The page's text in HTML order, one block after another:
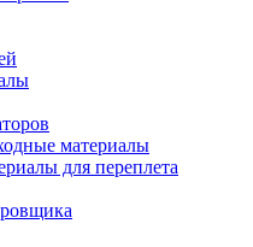
материалы
для переплета